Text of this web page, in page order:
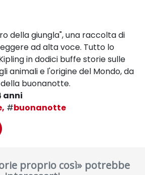
della giungla", una raccolta di
ad alta voce. Tutto lo
in dodici buffe storie sulle
animali e l'origine del Mondo, da
buonanotte.
anni
#buonanotte
proprio così» potrebbe